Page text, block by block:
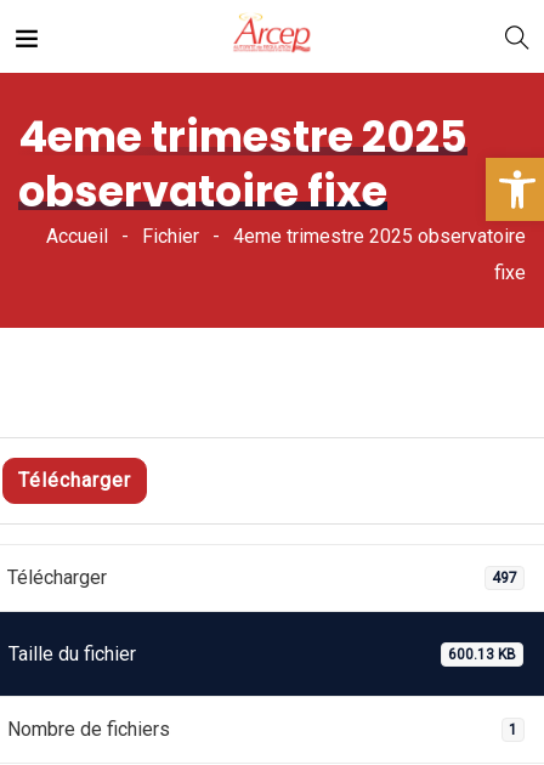
4eme trimestre 2025
observatoire fixe
Accueil Fichier
4eme trimestre 2025 observatoire
fixe
Télécharger
Télécharger 497
Taille du fichier 600.13 KB
Nombre de fichiers 1